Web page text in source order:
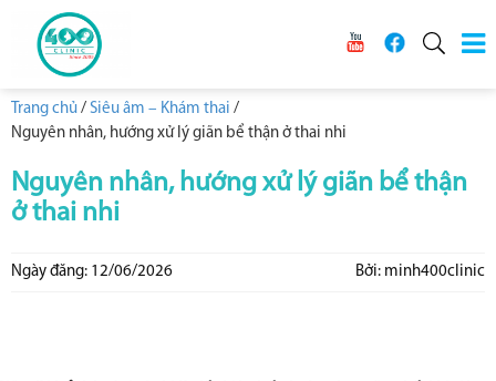
Trang chủ / Siêu âm – Khám thai /
Nguyên nhân, hướng xử lý giãn bể thận ở thai nhi
Nguyên nhân, hướng xử lý giãn bể thận
ở thai nhi
Ngày đăng: 12/06/2026 Bởi: minh400clinic